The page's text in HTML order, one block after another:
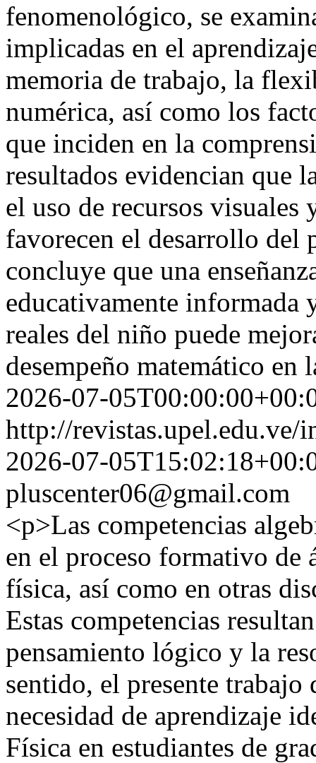
fenomenológico, se
implicadas en el
memoria de trabajo, la
numérica, así como los
que inciden en la
resultados evidencian que
el uso de recursos
favorecen el desarrollo del
concluye que una
educativamente informada
reales del niño puede
desempeño matemático en
2026-07-
http://
2026-07-
pluscenter06@gmail.com
<p>Las competencias
en el proceso formativo de
física, así como en otras
Estas competencias
pensamiento lógico y la
sentido, el presente
necesidad de aprendizaje
Física en estudiantes de